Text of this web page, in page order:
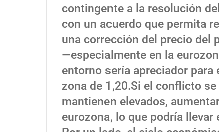
contingente a la resolución
con un acuerdo que permita
una corrección del precio del
—especialmente en la
entorno sería apreciador para
zona de 1,20.Si el conflicto
mantienen elevados,
eurozona, lo que podría llevar